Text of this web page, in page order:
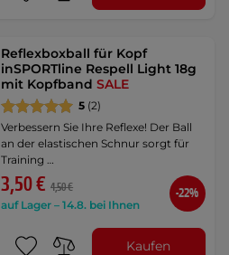
Reflexboxball für Kopf
inSPORTline Respell Light 18g
mit KopfbandSALE
5 (2)
Verbessern Sie Ihre Reflexe! Der Ball
an der elastischen Schnur sorgt für
Training …
3,50 € 4,50 €
auf Lager – 14.8. bei Ihnen
-22%
Kaufen